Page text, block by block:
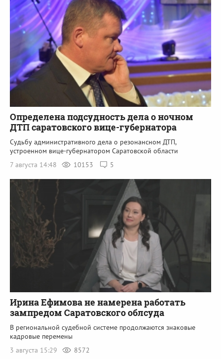
Определена подсудность дела о ночном
ДТП саратовского вице-губернатора
Судьбу административного дела о резонансном ДТП,
устроенном вице-губернатором Саратовской области
7 августа 14:48
10153 5
Ирина Ефимова не намерена работать
зампредом Саратовского облсуда
В региональной судебной системе продолжаются знаковые
кадровые перемены
3 августа 15:29
8572